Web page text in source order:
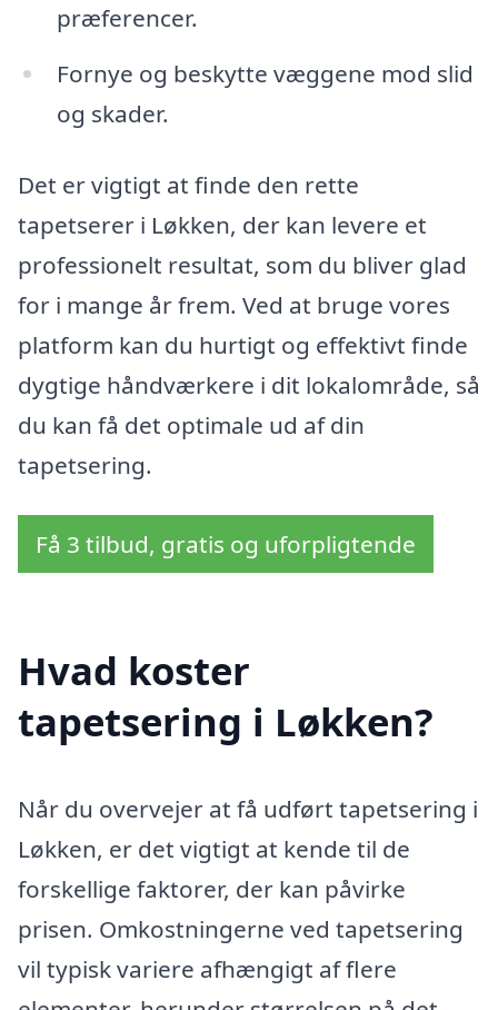
præferencer.
Fornye og beskytte væggene mod slid
og skader.
Det er vigtigt at finde den rette
tapetserer i Løkken, der kan levere et
professionelt resultat, som du bliver glad
for i mange år frem. Ved at bruge vores
platform kan du hurtigt og effektivt finde
dygtige håndværkere i dit lokalområde, så
du kan få det optimale ud af din
tapetsering.
Få 3 tilbud, gratis og uforpligtende
Hvad koster
tapetsering i Løkken?
Når du overvejer at få udført tapetsering i
Løkken, er det vigtigt at kende til de
forskellige faktorer, der kan påvirke
prisen. Omkostningerne ved tapetsering
vil typisk variere afhængigt af flere